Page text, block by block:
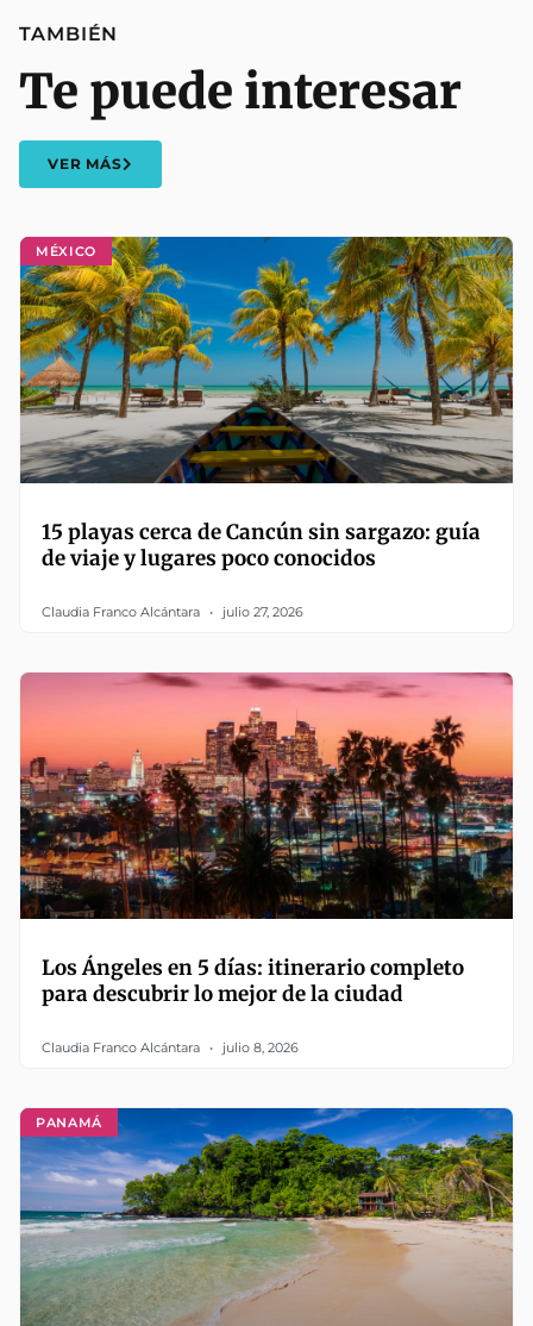
MÉXICO
15 playas cerca de Cancún sin sargazo: guía
de viaje y lugares poco conocidos
Claudia Franco Alcántara julio 27, 2026
Los Ángeles en 5 días: itinerario completo
para descubrir lo mejor de la ciudad
Claudia Franco Alcántara julio 8, 2026
PANAMÁ
TAMBIÉN
Te puede interesar
VER MÁS